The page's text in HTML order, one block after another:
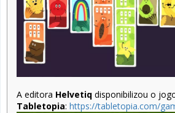
A editora Helvetiq disponibilizou o
Tabletopia: https://tabletopia.com/